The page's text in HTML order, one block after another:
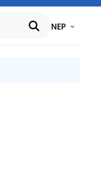
भाषा चयन
NEP